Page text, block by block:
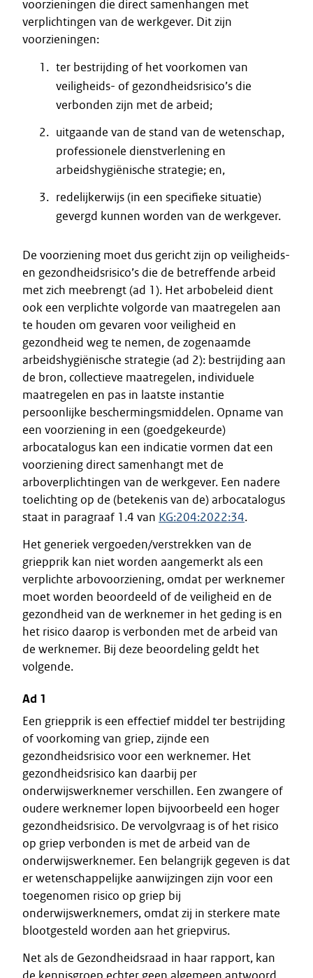
voorzieningen die direct samenhangen met
verplichtingen van de werkgever. Dit zijn
voorzieningen:
ter bestrijding of het voorkomen van
veiligheids- of gezondheidsrisico’s die
verbonden zijn met de arbeid;
uitgaande van de stand van de wetenschap,
professionele dienstverlening en
arbeidshygiënische strategie; en,
redelijkerwijs (in een specifieke situatie)
gevergd kunnen worden van de werkgever.
De voorziening moet dus gericht zijn op veiligheids-
en gezondheidsrisico’s die de betreffende arbeid
met zich meebrengt (ad 1). Het arbobeleid dient
ook een verplichte volgorde van maatregelen aan
te houden om gevaren voor veiligheid en
gezondheid weg te nemen, de zogenaamde
arbeidshygiënische strategie (ad 2): bestrijding aan
de bron, collectieve maatregelen, individuele
maatregelen en pas in laatste instantie
persoonlijke beschermingsmiddelen. Opname van
een voorziening in een (goedgekeurde)
arbocatalogus kan een indicatie vormen dat een
voorziening direct samenhangt met de
arboverplichtingen van de werkgever. Een nadere
toelichting op de (betekenis van de) arbocatalogus
staat in paragraaf 1.4 van KG:204:2022:34.
Het generiek vergoeden/verstrekken van de
griepprik kan niet worden aangemerkt als een
verplichte arbovoorziening, omdat per werknemer
moet worden beoordeeld of de veiligheid en de
gezondheid van de werknemer in het geding is en
het risico daarop is verbonden met de arbeid van
de werknemer. Bij deze beoordeling geldt het
volgende.
Ad 1
Een griepprik is een effectief middel ter bestrijding
of voorkoming van griep, zijnde een
gezondheidsrisico voor een werknemer. Het
gezondheidsrisico kan daarbij per
onderwijswerknemer verschillen. Een zwangere of
oudere werknemer lopen bijvoorbeeld een hoger
gezondheidsrisico. De vervolgvraag is of het risico
op griep verbonden is met de arbeid van de
onderwijswerknemer. Een belangrijk gegeven is dat
er wetenschappelijke aanwijzingen zijn voor een
toegenomen risico op griep bij
onderwijswerknemers, omdat zij in sterkere mate
blootgesteld worden aan het griepvirus.
Net als de Gezondheidsraad in haar rapport, kan